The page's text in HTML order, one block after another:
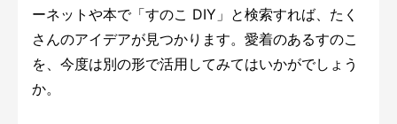
ーネットや本で「すのこ DIY」と検索すれば、たく
さんのアイデアが見つかります。愛着のあるすのこ
を、今度は別の形で活用してみてはいかがでしょう
か。